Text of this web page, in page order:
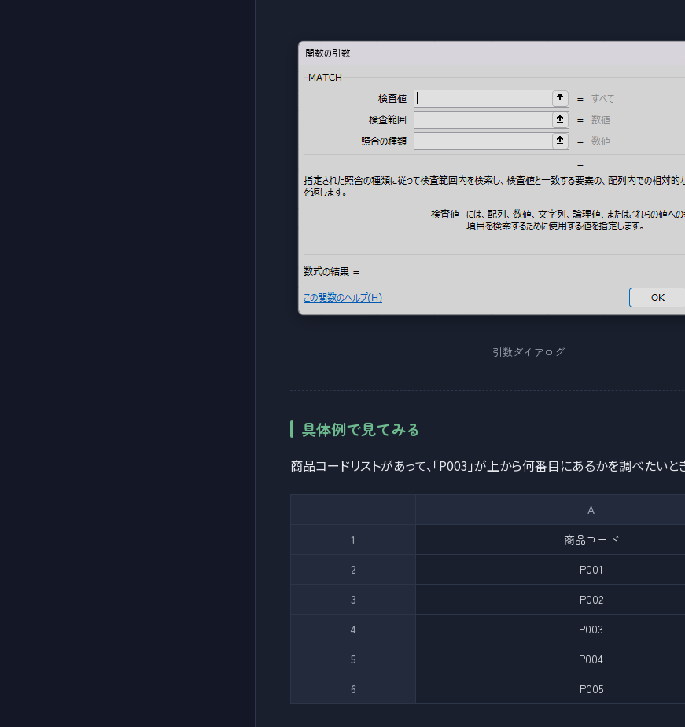
引数ダイアログ
具体例で見てみる
商品コードリストがあって、「P003」が上から何番目にあるかを調べたいと
A
1
商品コード
2
P001
3
P002
4
P003
5
P004
6
P005